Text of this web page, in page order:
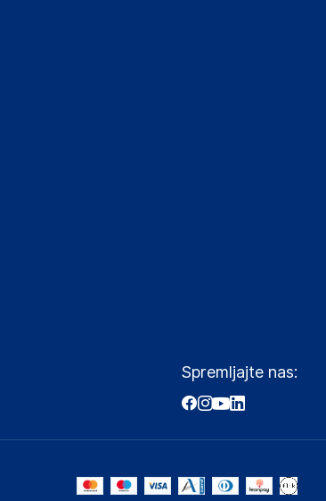
Spremljajte nas: